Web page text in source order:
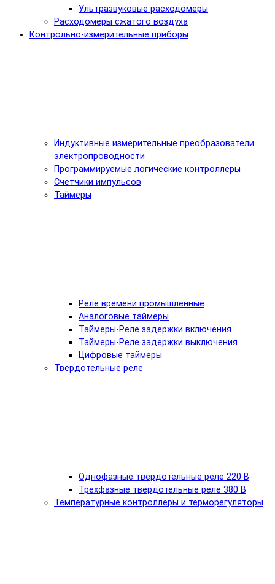
Ультразвуковые расходомеры
Расходомеры сжатого воздуха
Контрольно-измерительные приборы
Индуктивные измерительные преобразователи
электропроводности
Программируемые логические контроллеры
Счетчики импульсов
Таймеры
Реле времени промышленные
Аналоговые таймеры
Таймеры-Реле задержки включения
Таймеры-Реле задержки выключения
Цифровые таймеры
Твердотельные реле
Однофазные твердотельные реле 220 В
Трехфазные твердотельные реле 380 В
Температурные контроллеры и терморегуляторы